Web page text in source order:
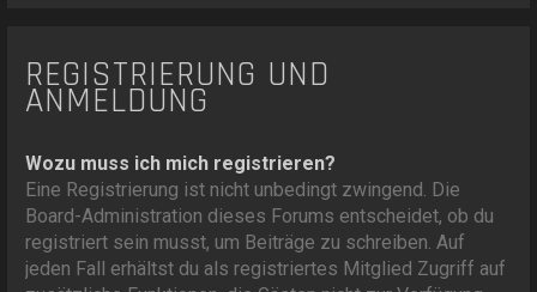
REGISTRIERUNG UND
ANMELDUNG
Wozu muss ich mich registrieren?
Eine Registrierung ist nicht unbedingt zwingend. Die
Board-Administration dieses Forums entscheidet, ob du
registriert sein musst, um Beiträge zu schreiben. Auf
jeden Fall erhältst du als registriertes Mitglied Zugriff auf